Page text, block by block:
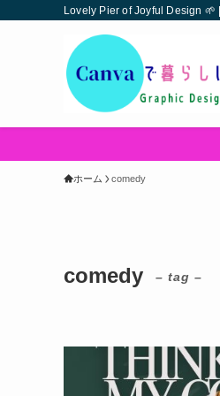
Lovely Pier of Joyful Design 🌱
ホーム comedy
comedy – tag –